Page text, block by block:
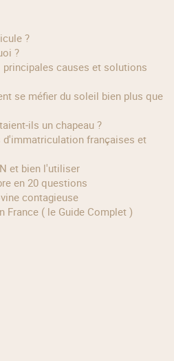
?
?
un chapeau ?
et bien l'utiliser
en 20 questions
contagieuse
France ( le Guide Complet )